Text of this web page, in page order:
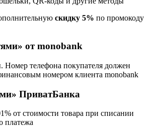
скидку 5% по промокоду
от monobank
Номер телефона покупателя должен
номером клиента monobank
ПриватБанка
от стоимости товара при списании
платежа